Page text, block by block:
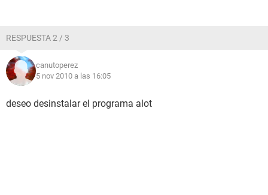
RESPUESTA 2 / 3
canutoperez
5 nov 2010 a las 16:05
deseo desinstalar el programa alot